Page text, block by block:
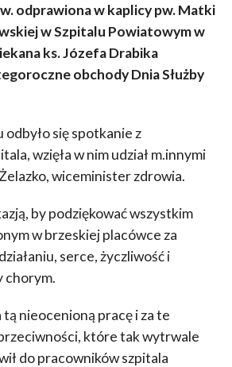
odprawiona w kaplicy pw. Matki
w Szpitalu Powiatowym w
ks. Józefa Drabika
obchody Dnia Służby
odbyło się spotkanie z
wzięła w nim udział m.innymi
wiceminister zdrowia.
by podziękować wszystkim
w brzeskiej placówce za
serce, życzliwość i
chorym.
tą nieocenioną pracę i za te
które tak wytrwale
do pracowników szpitala